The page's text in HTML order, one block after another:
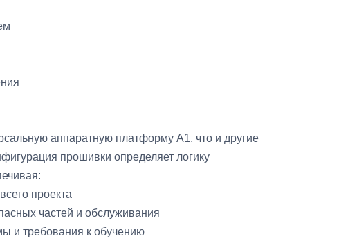
аппаратную платформу A1, что и другие
прошивки определяет логику
проекта
частей и обслуживания
и требования к обучению